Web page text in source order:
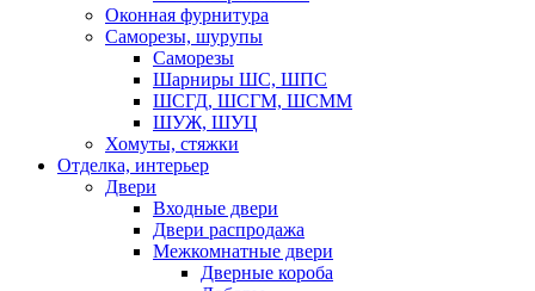
Оконная фурнитура
Саморезы, шурупы
Саморезы
Шарниры ШС, ШПС
ШСГД, ШСГМ, ШСММ
ШУЖ, ШУЦ
Хомуты, стяжки
Отделка, интерьер
Двери
Входные двери
Двери распродажа
Межкомнатные двери
Дверные короба